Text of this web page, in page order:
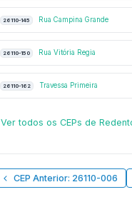
26110-145 Rua Campina Grande
26110-150 Rua Vitória Regia
26110-162 Travessa Primeira
Ver todos os CEPs de
CEP Anterior: 26110-006